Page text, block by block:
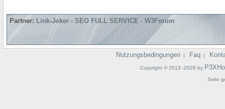
Partner: Link-Joker - SEO FULL SERVICE - W3Forum
Nutzungsbedingungen | Faq |
Copyright © 2013 -2026 by
Seite